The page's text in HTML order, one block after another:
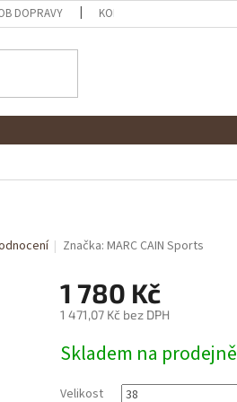
DOPRAVY KONTAKTY
Značka:MARC CAIN Sports
1 780 Kč
1 471,07 Kč bez DPH
cena:
Skladem na prodejně
Velikost